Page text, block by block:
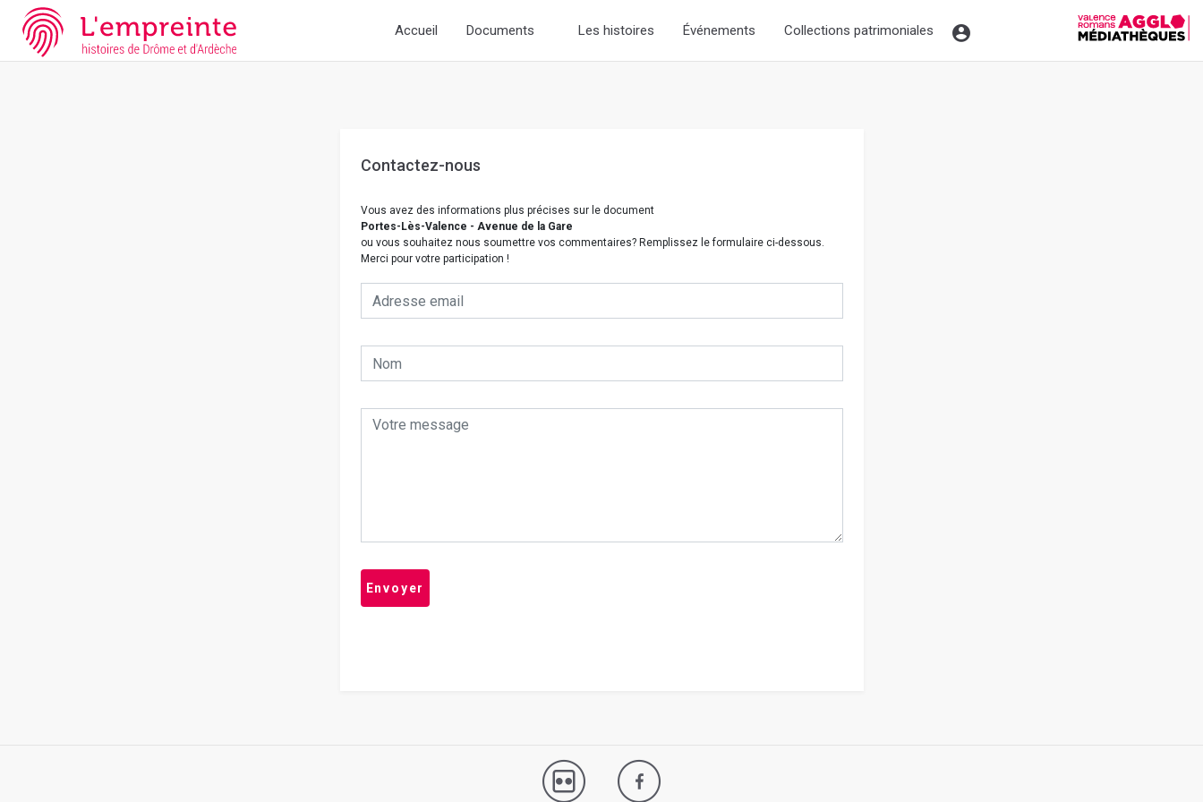
Array ( [slug] => nous-contacter [doc] => B263626101_CP905 )
Accueil Documents Les histoires Événements Collections patrimoniales
Contactez-nous
Vous avez des informations plus précises sur le document
Portes-Lès-Valence - Avenue de la Gare
ou vous souhaitez nous soumettre vos commentaires? Remplissez le formulaire ci-dessous.
Merci pour votre participation !